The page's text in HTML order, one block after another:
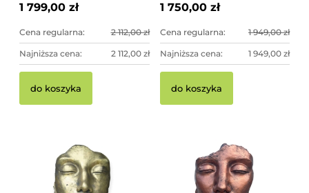
1 799,00 zł
Cena regularna: 2 112,00 zł
Najniższa cena: 2 112,00 zł
do koszyka
1 750,00 zł
Cena regularna: 1 949,00 zł
Najniższa cena: 1 949,00 zł
do koszyka